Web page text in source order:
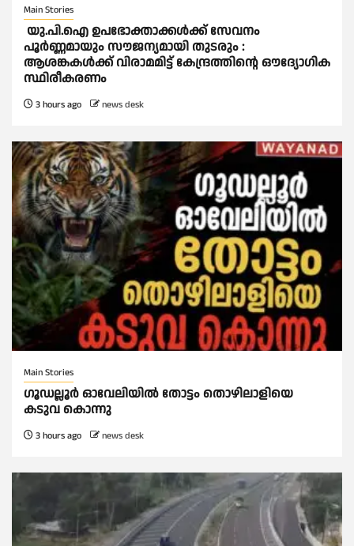
Main Stories
യു.പി.ഐ ഉപഭോക്താക്കള്‍ക്ക് സേവനം
പൂര്‍ണ്ണമായും സൗജന്യമായി തുടരും :
ആശങ്കകള്‍ക്ക് വിരാമമിട്ട് കേന്ദ്രത്തിന്റെ ഔദ്യോഗിക
സ്ഥിരീകരണം
3 hours ago news desk
Main Stories
ഗൂഡല്ലൂർ ഓവേലിയിൽ തോട്ടം തൊഴിലാളിയെ
കടുവ കൊന്നു
3 hours ago news desk